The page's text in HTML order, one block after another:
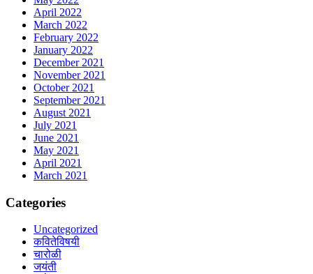
April 2022
March 2022
February 2022
January 2022
December 2021
November 2021
October 2021
September 2021
August 2021
July 2021
June 2021
May 2021
April 2021
March 2021
Categories
Uncategorized
कवितेविषयी
चारोळी
जयंती